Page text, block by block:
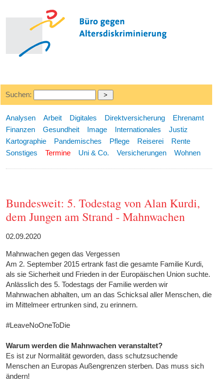
Suchen:
Analysen Arbeit Digitales Direktversicherung
Ehrenamt
Finanzen
Gesundheit Image Internationales
Justiz
Kartographie
Pandemisches Pflege Reiserei
Rente
Sonstiges
Termine Uni & Co. Versicherungen Wohnen
Bundesweit: 5. Todestag von Alan Kurdi,
dem Jungen am Strand - Mahnwachen
02.09.2020
Mahnwachen gegen das Vergessen
Am 2. September 2015 ertrank fast die gesamte Familie Kurdi,
als sie Sicherheit und Frieden in der Europäischen Union suchte.
Anlässlich des 5. Todestags der Familie werden wir
Mahnwachen abhalten, um an das Schicksal aller Menschen, die
im Mittelmeer ertrunken sind, zu erinnern.
#LeaveNoOneToDie
Warum werden die Mahnwachen veranstaltet?
Es ist zur Normalität geworden, dass schutzsuchende
Menschen an Europas Außengrenzen sterben. Das muss sich
ändern!